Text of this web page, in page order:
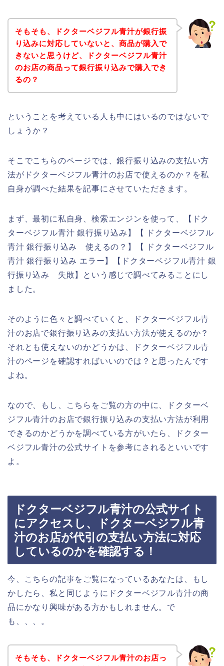
そもそも、ドクターベジフル青汁が銀行振
り込みに対応していないと、商品が購入で
きないと思うけど、ドクターベジフル青汁
のお店の商品って銀行振り込みで購入でき
るの？
ということを考えている人も中にはいるのではないで
しょうか？
そこでこちらのページでは、銀行振り込みの支払い方
法がドクターベジフル青汁のお店で使えるのか？を私
自身が調べた結果を記事にさせていただきます。
まず、最初に私自身、検索エンジンを使って、【ドク
ターベジフル青汁 銀行振り込み】【 ドクターベジフル
青汁 銀行振り込み 使えるの？】【 ドクターベジフル
青汁 銀行振り込み エラー】【ドクターベジフル青汁 銀
行振り込み 失敗】という感じで調べてみることにし
ました。
そのように色々と調べていくと、ドクターベジフル青
汁のお店で銀行振り込みの支払い方法が使えるのか？
それとも使えないのかどうかは、ドクターベジフル青
汁のページを確認すればいいのでは？と思ったんです
よね。
なので、もし、こちらをご覧の方の中に、ドクターベ
ジフル青汁のお店で銀行振り込みの支払い方法が利用
できるのかどうかを調べている方がいたら、ドクター
ベジフル青汁の公式サイトを参考にされるといいです
よ。
ドクターベジフル青汁の公式サイト
にアクセスし、ドクターベジフル青
汁のお店が代引の支払い方法に対応
しているのかを確認する！
今、こちらの記事をご覧になっているあなたは、もし
かしたら、私と同じようにドクターベジフル青汁の商
品にかなり興味がある方かもしれません。で
も、、、。
そもそも、ドクターベジフル青汁のお店っ